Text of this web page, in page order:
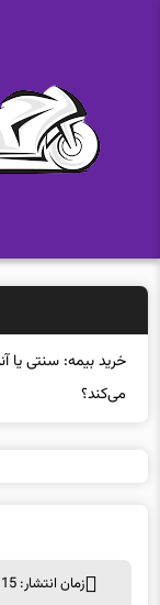
خرید بیمه: سنتی یا
می‌کند؟
زمان انتشار: 15 سپتامبر 2025 ساعت 13:04